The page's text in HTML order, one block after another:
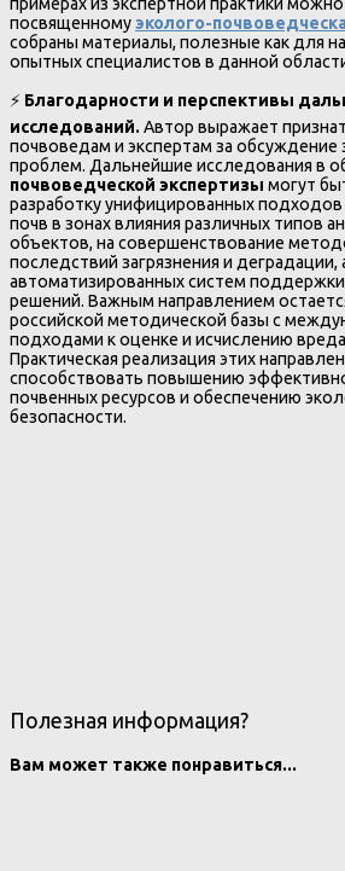
примерах из экспертной практики
посвященномуэколого-
собраны материалы, полезные как для
опытных специалистов в данной
⚡ Благодарности и перспективы
исследований.Автор выражает
почвоведам и экспертам за обсуждение
проблем. Дальнейшие исследования в
почвоведческой экспертизы могут
разработку унифицированных подходов
почв в зонах влияния различных типов
объектов, на совершенствование
последствий загрязнения и деградации,
автоматизированных систем поддержки
решений. Важным направлением
российской методической базы с
подходами к оценке и исчислению
Практическая реализация этих
способствовать повышению
почвенных ресурсов и обеспечению
безопасности.
Полезная информация?
Вам может также понравиться...